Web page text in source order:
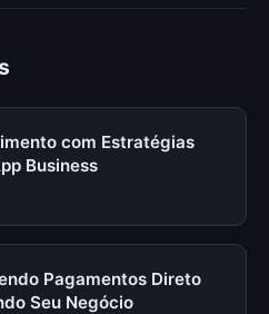
com Estratégias
Business
Pagamentos Direto
Seu Negócio